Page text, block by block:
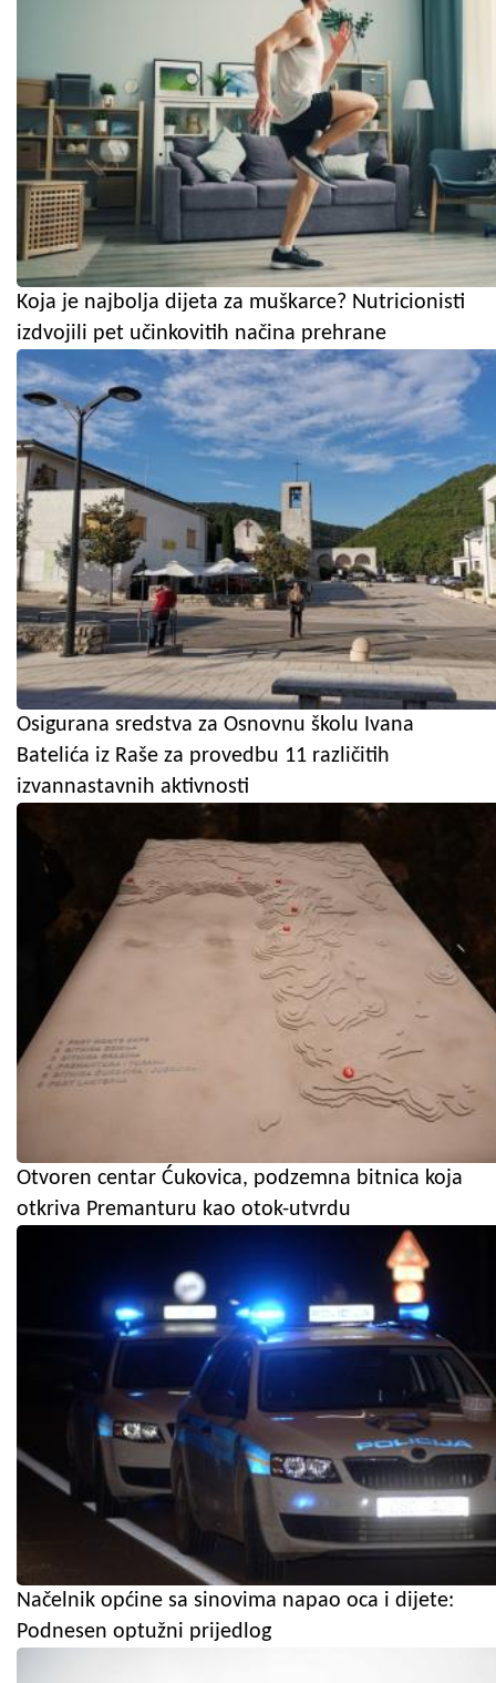
Koja je najbolja dijeta za muškarce? Nutricionisti
izdvojili pet učinkovitih načina prehrane
Osigurana sredstva za Osnovnu školu Ivana
Batelića iz Raše za provedbu 11 različitih
izvannastavnih aktivnosti
Otvoren centar Ćukovica, podzemna bitnica koja
otkriva Premanturu kao otok-utvrdu
Načelnik općine sa sinovima napao oca i dijete:
Podnesen optužni prijedlog